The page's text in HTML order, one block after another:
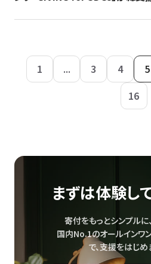
1 ... 3 4 5
16
まずは体験し
寄付をもっとシンプルに
国内No.1のオールインワ
で、支援をはじめ